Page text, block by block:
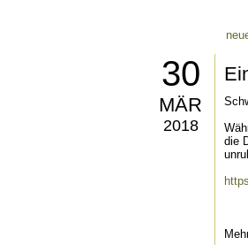
30
MÄR
2018
die